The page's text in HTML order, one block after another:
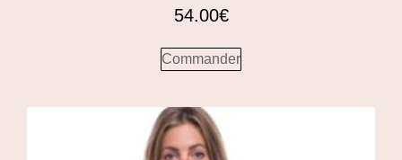
54.00€
Commander